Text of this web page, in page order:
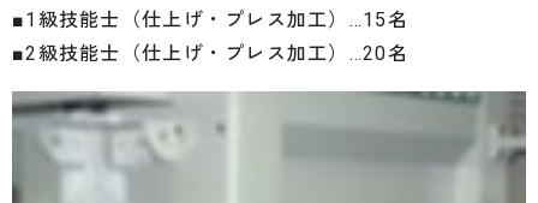
■1級技能士（仕上げ・プレス加工）…15名
■2級技能士（仕上げ・プレス加工）…20名